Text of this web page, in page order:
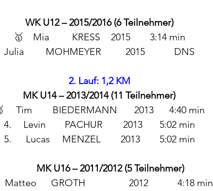
WK U12 – 2015/2016 (6 Teilnehmer)
🥇 	Mia 	KRESS 	2015 	3:14 min
Julia         MOHMEYER          2015            DNS
2. Lauf: 1,2 KM
MK U14 – 2013/2014 (11 Teilnehmer)
🥈	 Tim 	BIEDERMANN       2013 	4:40 min
4.	Levin	 PACHUR	 2013	5:02 min
5.	 Lucas 	MENZEL 	2013 	5:02 min
MK U16 – 2011/2012 (5 Teilnehmer)
🥇 	Matteo      GROTH                  2012            4:18 min